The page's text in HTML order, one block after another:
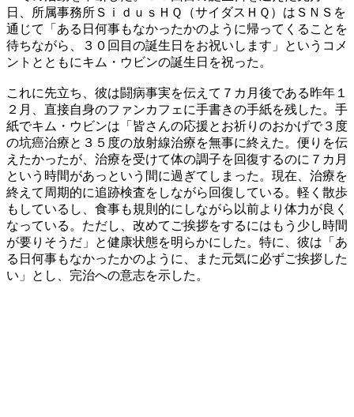
日、所属事務所ＳｉｄｕｓＨＱ（サイダスＨＱ）はＳＮＳを
通じて「ある日何事もなかったかのように帰ってくることを
待ちながら、３０回目の誕生日をお祝いします」というコメ
ントとともにキム・ウビンの誕生日を祝った。
これに先立ち、彼は闘病事実を伝えて７カ月後である昨年１
２月、直接自身のファンカフェに手書きの手紙を残した。手
紙でキム・ウビンは「皆さんの応援とお祈りのおかげで３度
の坑癌治療と３５度の放射線治療を無事に終えた。便りを伝
えたかったが、治療を受けて体の調子を回復するのに７カ月
という時間があっという間に過ぎてしまった。現在、治療を
終えて周期的に追跡検査をしながら回復している。軽く散歩
もしているし、食事も規則的にしながら以前より体力が良く
なっている。ただし、改めてご挨拶をするにはもう少し時間
が要りそうだ」と健康状態を明らかにした。特に、彼は「あ
る日何事もなかったかのように、また元気に必ずご挨拶した
い」とし、完治への意志を示した。